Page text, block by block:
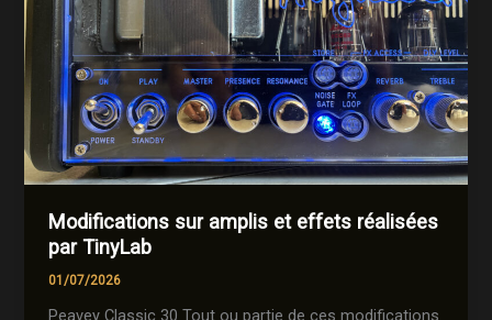
&
analyser
les
bruits
de
mon
ampli
Modifications sur amplis et effets réalisées
par TinyLab
01/07/2026
Peavey Classic 30 Tout ou partie de ces modifications